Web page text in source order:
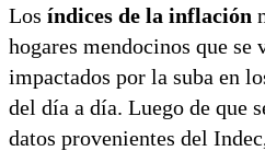
Los índices de la inflación
hogares mendocinos que se
impactados por la suba en
del día a día. Luego de que
datos provenientes del